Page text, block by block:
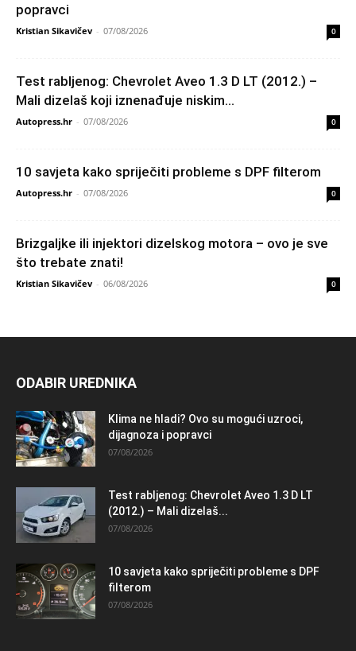
popravci
Kristian Sikavičev - 07/08/2026 0
Test rabljenog: Chevrolet Aveo 1.3 D LT (2012.) –
Mali dizelaš koji iznenađuje niskim...
Autopress.hr - 07/08/2026 0
10 savjeta kako spriječiti probleme s DPF filterom
Autopress.hr - 07/08/2026 0
Brizgaljke ili injektori dizelskog motora – ovo je sve
što trebate znati!
Kristian Sikavičev - 06/08/2026 0
ODABIR UREDNIKA
Klima ne hladi? Ovo su mogući uzroci,
dijagnoza i popravci
07/08/2026
Test rabljenog: Chevrolet Aveo 1.3 D LT
(2012.) – Mali dizelaš...
07/08/2026
10 savjeta kako spriječiti probleme s DPF
filterom
07/08/2026